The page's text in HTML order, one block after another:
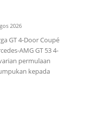
2026
GT 4-Door Coupé
AMG GT 53 4-
permulaan
kepada